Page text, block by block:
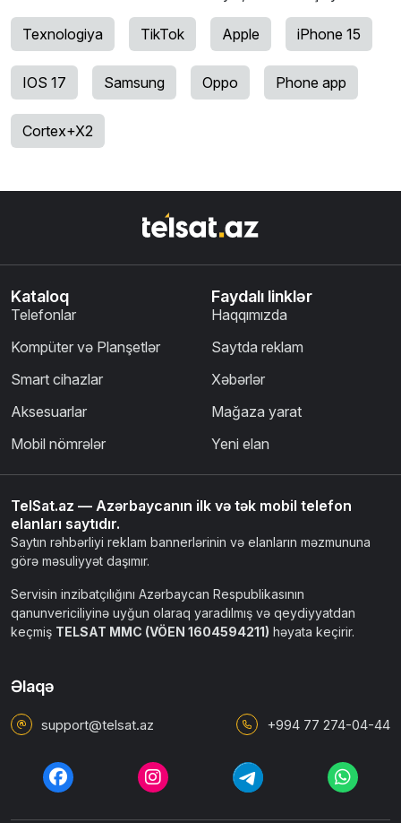
Texnologiya TikTok Apple iPhone 15
IOS 17 Samsung Oppo Phone app
Cortex+X2
Kataloq
Telefonlar
Kompüter və Planşetlər
Smart cihazlar
Aksesuarlar
Mobil nömrələr
Faydalı linklər
Haqqımızda
Saytda reklam
Xəbərlər
Mağaza yarat
Yeni elan
TelSat.az — Azərbaycanın ilk və tək mobil telefon
elanları saytıdır.
Saytın rəhbərliyi reklam bannerlərinin və elanların məzmununa
görə məsuliyyət daşımır.
Servisin inzibatçılığını Azərbaycan Respublikasının
qanunvericiliyinə uyğun olaraq yaradılmış və qeydiyyatdan
keçmiş TELSAT MMC (VÖEN 1604594211) həyata keçirir.
Əlaqə
support@telsat.az +994 77 274-04-44